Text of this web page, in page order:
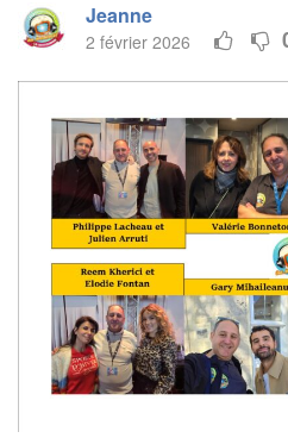
Jeanne
2 février 2026